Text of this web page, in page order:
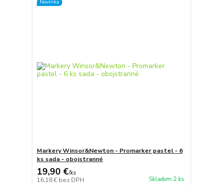
Novinka
Markery Winsor&Newton - Promarker pastel - 6
ks sada - obojstranné
19,90 €/ks
16,18 € bez DPH Skladom 2 ks